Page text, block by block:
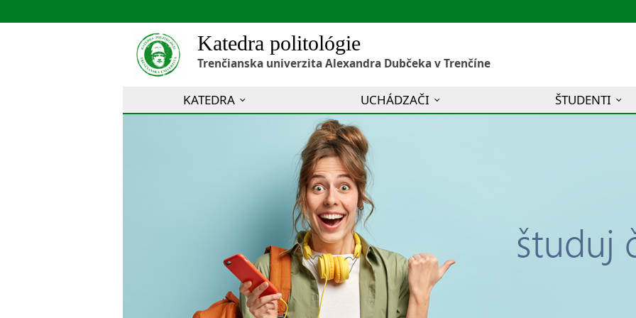
Katedra politológie
Trenčianska univerzita Alexandra Dubčeka v Trenčíne
KATEDRA UCHÁDZAČI ŠTUDENTI